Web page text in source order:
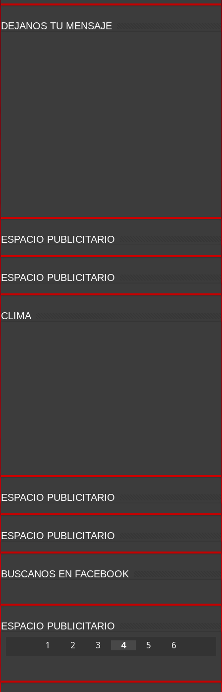
DEJANOS TU MENSAJE
ESPACIO PUBLICITARIO
ESPACIO PUBLICITARIO
CLIMA
ESPACIO PUBLICITARIO
ESPACIO PUBLICITARIO
BUSCANOS EN FACEBOOK
ESPACIO PUBLICITARIO
1 2 3 4 5 6